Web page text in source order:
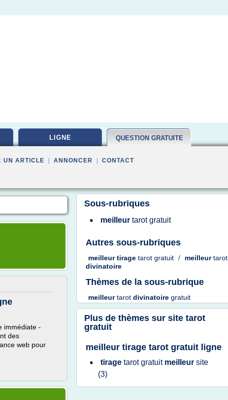
LIGNE QUESTION GRATUITE
UN ARTICLE ANNONCER CONTACT
immédiate -
des
web pour
Sous-rubriques
meilleur tarot gratuit
Autres sous-rubriques
meilleur tirage tarot gratuit / meilleurtarot
divinatoire
Thèmes de la sous-rubrique
meilleurtarot divinatoire gratuit
Plus de thèmes sur site tarot
gratuit
meilleur tirage tarot gratuit ligne
tirage tarot gratuit meilleur site
(3)